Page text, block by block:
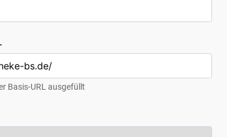
Basis-URL ausgefüllt